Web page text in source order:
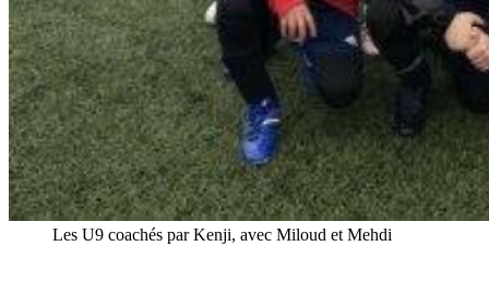
Les U9 coachés par Kenji, avec Miloud et Mehdi